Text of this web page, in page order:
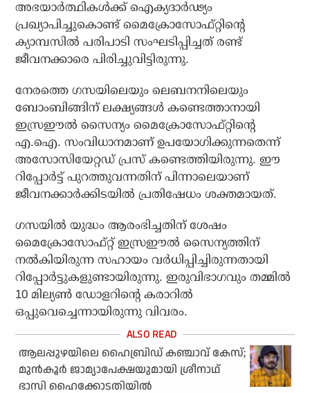
അഭയാര്‍ത്ഥികള്‍ക്ക് ഐക്യദാര്‍ഢ്യം
പ്രഖ്യാപിച്ചുകൊണ്ട് മൈക്രോസോഫ്റ്റിന്റെ
ക്യാമ്പസില്‍ പരിപാടി സംഘടിപ്പിച്ചത് രണ്ട്
ജീവനക്കാരെ പിരിച്ചുവിട്ടിരുന്നു.
നേരത്തെ ഗസയിലെയും ലെബനനിലെയും
ബോംബിങ്ങിന് ലക്ഷ്യങ്ങള്‍ കണ്ടെത്താനായി
ഇസ്രഈല്‍ സൈന്യം മൈക്രോസോഫ്റ്റിന്റെ
എ.ഐ. സംവിധാനമാണ് ഉപയോഗിക്കുന്നതെന്ന്
അസോസിയേറ്റഡ് പ്രസ് കണ്ടെത്തിയിരുന്നു. ഈ
റിപ്പോര്‍ട്ട് പുറത്തുവന്നതിന് പിന്നാലെയാണ്
ജീവനക്കാര്‍ക്കിടയില്‍ പ്രതിഷേധം ശക്തമായത്.
ഗസയില്‍ യുദ്ധം ആരംഭിച്ചതിന് ശേഷം
മൈക്രോസോഫ്റ്റ് ഇസ്രഈല്‍ സൈന്യത്തിന്
നല്‍കിയിരുന്ന സഹായം വര്‍ധിപ്പിച്ചിരുന്നതായി
റിപ്പോര്‍ട്ടുകളുണ്ടായിരുന്നു. ഇരുവിഭാഗവും തമ്മില്‍
10 മില്യണ്‍ ഡോളറിന്റെ കരാറില്‍
ഒപ്പുവെച്ചെന്നായിരുന്നു വിവരം.
ആലപ്പുഴയിലെ ഹൈബ്രിഡ് കഞ്ചാവ് കേസ്;
മുന്‍കൂര്‍ ജാമ്യാപേക്ഷയുമായി ശ്രീനാഥ്
ഭാസി ഹൈക്കോടതിയില്‍